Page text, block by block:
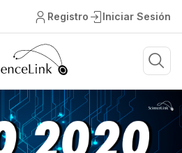
Registro Iniciar Sesión